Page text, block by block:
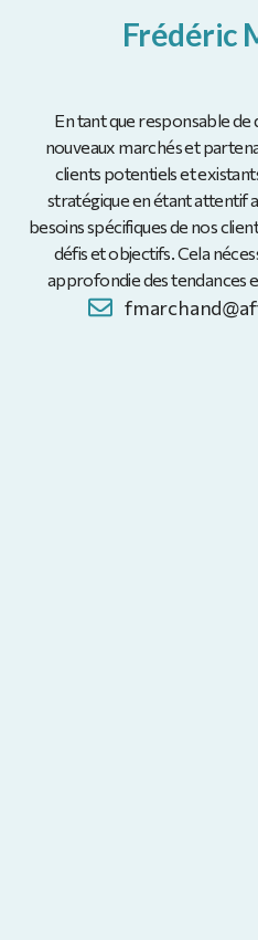
Frédéric
En tant que responsable
nouveaux marchés et
clients potentiels et
stratégique en étant attentif
besoins spécifiques de nos
défis et objectifs. Cela
approfondie des tendances